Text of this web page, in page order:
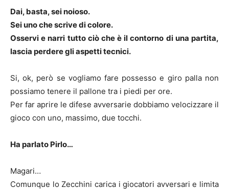
Dai, basta, sei noioso.
Sei uno che scrive di colore.
Osservi e narri tutto ciò che è il contorno di una partita,
lascia perdere gli aspetti tecnici.
Si, ok, però se vogliamo fare possesso e giro palla non
possiamo tenere il pallone tra i piedi per ore.
Per far aprire le difese avversarie dobbiamo velocizzare il
gioco con uno, massimo, due tocchi.
Ha parlato Pirlo…
Magari…
Comunque lo Zecchini carica i giocatori avversari e limita